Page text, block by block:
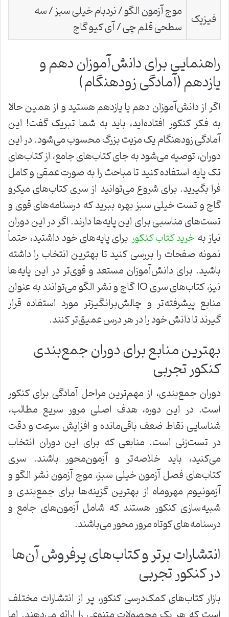
فیزیک موج آزمون الگو / نردبام خیلی سبز / سه
سطحی قلم چی / آی کیو گاج
راهنمایی برای دانش‌آموزان دهم و
یازدهم (آمادگی زودهنگام)
اگر از دانش‌آموزان دهم یا یازدهم هستید و از همین حالا
به فکر کنکور افتاده‌اید، باید به شما تبریک گفت! این
آمادگی زودهنگام یک مزیت بزرگ محسوب می‌شود. در این
دوران، توصیه می‌شود به جای کتاب‌های جامع، از کتاب‌های
تک پایه استفاده کنید تا مباحث را به صورت عمقی و کامل
فرا بگیرید. برای شروع می‌توانید از سری کتاب‌های میکرو
گاج و تست خیلی سبز بهره ببرید که درسنامه‌های قوی و
تست‌های مناسبی برای این پایه‌ها دارند. اگر در این دوران
نیاز به خرید کتاب کنکوربرای پایه‌های خود داشتید، حتماً
نمونه صفحات را بررسی کنید تا بهترین انتخاب را داشته
باشید. برای دانش‌آموزان مستعد و قوی‌تر در این پایه‌ها
نیز، کتاب‌های سری IQ گاج و نشر الگو می‌توانند به عنوان
منابع پیشرفته‌تر و چالش‌برانگیزتر مورد استفاده قرار
گیرند تا دانش خود را در هر درس عمیق‌تر کنند.
بهترین منابع برای دوران جمع‌بندی
کنکور تجربی
دوران جمع‌بندی، از مهم‌ترین مراحل آمادگی برای کنکور
است. در این دوره، هدف اصلی مرور سریع مطالب،
شناسایی نقاط ضعف باقی‌مانده و افزایش سرعت و دقت
در تست‌زنی است. منابعی که برای این دوران انتخاب
می‌کنید، باید خلاصه‌تر و آزمون‌محور باشند. سری
کتاب‌های فصل آزمون خیلی سبز، موج آزمون نشر الگو و
آزمونیوم مهروماه از بهترین گزینه‌ها برای جمع‌بندی و
شبیه‌سازی کنکور هستند که شامل آزمون‌های جامع و
درسنامه‌های کوتاه مرور محور می‌باشند.
انتشارات برتر و کتاب‌های پرفروش آن‌ها
در کنکور تجربی
بازار کتاب‌های کمک‌درسی کنکور، پر از انتشارات مختلف